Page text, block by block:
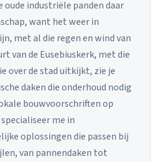
oude industriële panden daar
want het weer in
met al die regen en wind van
van de Eusebiuskerk, met die
over de stad uitkijkt, zie je
daken die onderhoud nodig
bouwvoorschriften op
me in
oplossingen die passen bij
van pannendaken tot